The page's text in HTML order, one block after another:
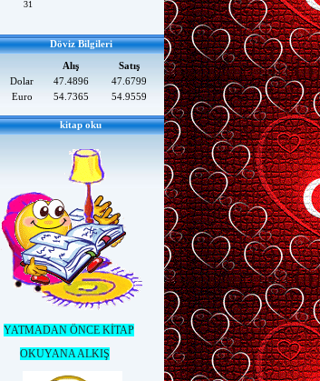
31
Döviz Bilgileri
Alış
Satış
Dolar
47.4896
47.6799
Euro
54.7365 54.9559
kitap oku
YATMADAN ÖNCE KİTAP
OKUYANA ALKIŞ